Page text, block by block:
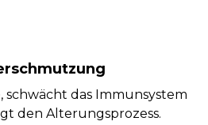
schwächt das Immunsystem
den Alterungsprozess.